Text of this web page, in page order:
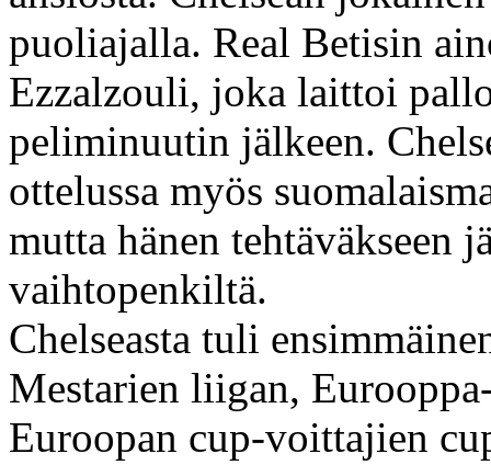
puoliajalla. Real Betisin
Ezzalzouli, joka laittoi
peliminuutin jälkeen.
ottelussa myös
mutta hänen tehtäväkseen
vaihtopenkiltä.
Chelseasta tuli
Mestarien liigan,
Euroopan cup-voittajien